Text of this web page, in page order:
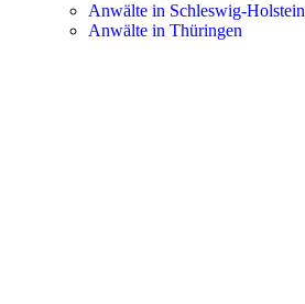
Anwälte in Schleswig-Holstein
Anwälte in Thüringen